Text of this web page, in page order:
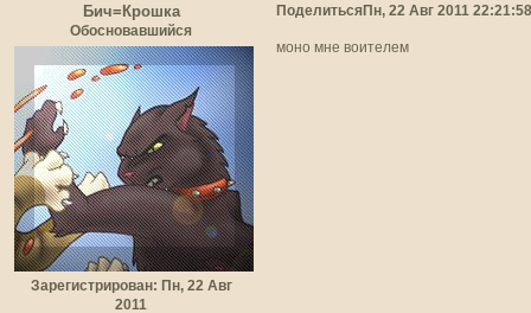
ПоделитьсяПн, 22 Авг 2011 22:21:58
Бич=Крошка
Обосновавшийся
Зарегистрирован: Пн, 22 Авг
2011
моно мне воителем